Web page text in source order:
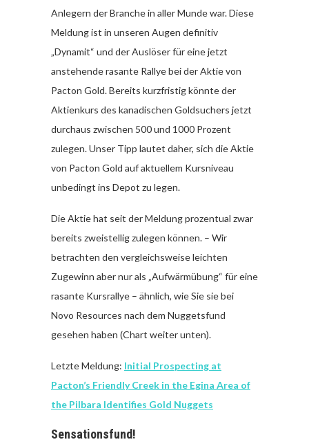
Anlegern der Branche in aller Munde war. Diese
Meldung ist in unseren Augen definitiv
„Dynamit“ und der Auslöser für eine jetzt
anstehende rasante Rallye bei der Aktie von
Pacton Gold. Bereits kurzfristig könnte der
Aktienkurs des kanadischen Goldsuchers jetzt
durchaus zwischen 500 und 1000 Prozent
zulegen. Unser Tipp lautet daher, sich die Aktie
von Pacton Gold auf aktuellem Kursniveau
unbedingt ins Depot zu legen.
Die Aktie hat seit der Meldung prozentual zwar
bereits zweistellig zulegen können. – Wir
betrachten den vergleichsweise leichten
Zugewinn aber nur als „Aufwärmübung“ für eine
rasante Kursrallye – ähnlich, wie Sie sie bei
Novo Resources nach dem Nuggetsfund
gesehen haben (Chart weiter unten).
Letzte Meldung: Initial Prospecting at
Pacton’s Friendly Creek in the Egina Area of
the Pilbara Identifies Gold Nuggets
Sensationsfund!